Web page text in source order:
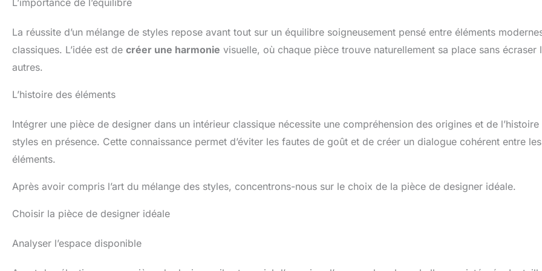
L’importance de l’équilibre
La réussite d’un mélange de styles repose avant tout sur un équilibre soigneusement pensé entre éléments
classiques. L’idée est de créer une harmonie visuelle, où chaque pièce trouve naturellement sa place sans écraser
autres.
L’histoire des éléments
Intégrer une pièce de designer dans un intérieur classique nécessite une compréhension des origines et de l’histoire
styles en présence. Cette connaissance permet d’éviter les fautes de goût et de créer un dialogue cohérent entre les
éléments.
Après avoir compris l’art du mélange des styles, concentrons-nous sur le choix de la pièce de designer idéale.
Choisir la pièce de designer idéale
Analyser l’espace disponible